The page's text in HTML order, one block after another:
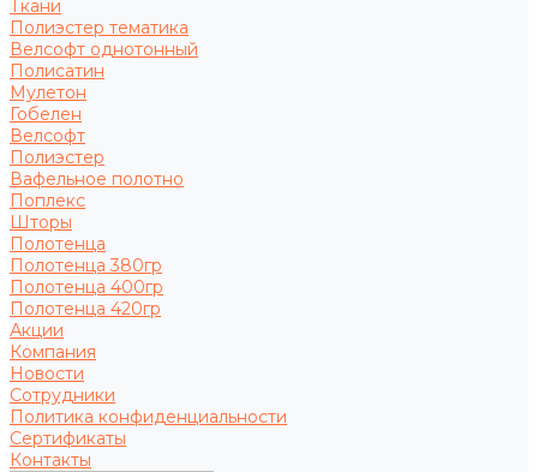
Ткани
Полиэстер тематика
Велсофт однотонный
Полисатин
Мулетон
Гобелен
Велсофт
Полиэстер
Вафельное полотно
Поплекс
Шторы
Полотенца
Полотенца 380гр
Полотенца 400гр
Полотенца 420гр
Акции
Компания
Новости
Сотрудники
Политика конфиденциальности
Сертификаты
Контакты